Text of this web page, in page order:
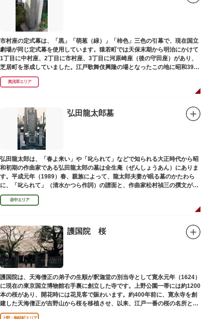
市村座の定式幕は、「黒」「萌葱（緑）」「柿色」三色の引幕で、現在国立
劇場が同じ定式幕を使用しています。猿若町では天保末期から明治にかけて
1丁目に中村座、2丁目に市村座、3丁目に河原崎座（後の守田座）があり、
芝居町を形成していました。江戸歌舞伎興隆の場となったこの地に昭和39年
（1964）に跡碑が建てられました。
奥浅草エリア
弘田龍太郎墓
弘田龍太郎は、「春よ来い」や「叱られて」などで知られる大正時代から昭
和初期の作曲家である弘田龍太郎の墓は全生庵（ぜんしょうあん）にありま
す。平成元年（1989）春、親族によって、龍太郎夫妻が眠る墓のかたわら
に、「叱られて」（清水かつら作詞）の譜面と、作曲家松村禎三の撰文が浮
き彫りされる碑が建立されました。
谷中エリア
護国院 桜
護国院は、天海僧正の弟子の生順が釈迦堂の別当寺として寛永元年（1624）
に現在の東京国立博物館右手裏に創立した寺です。上野公園一帯には約1200
本の桜があり、開花時には花見客で賑わいます。約400年前に、寛永寺を創
建した天海僧正が吉野山から桜を移植させ、以来、江戸一番の桜の名所とし
て今日に及んでいます。
上野・御徒町エリア